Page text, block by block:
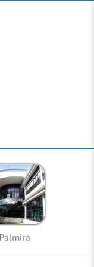
Palmira